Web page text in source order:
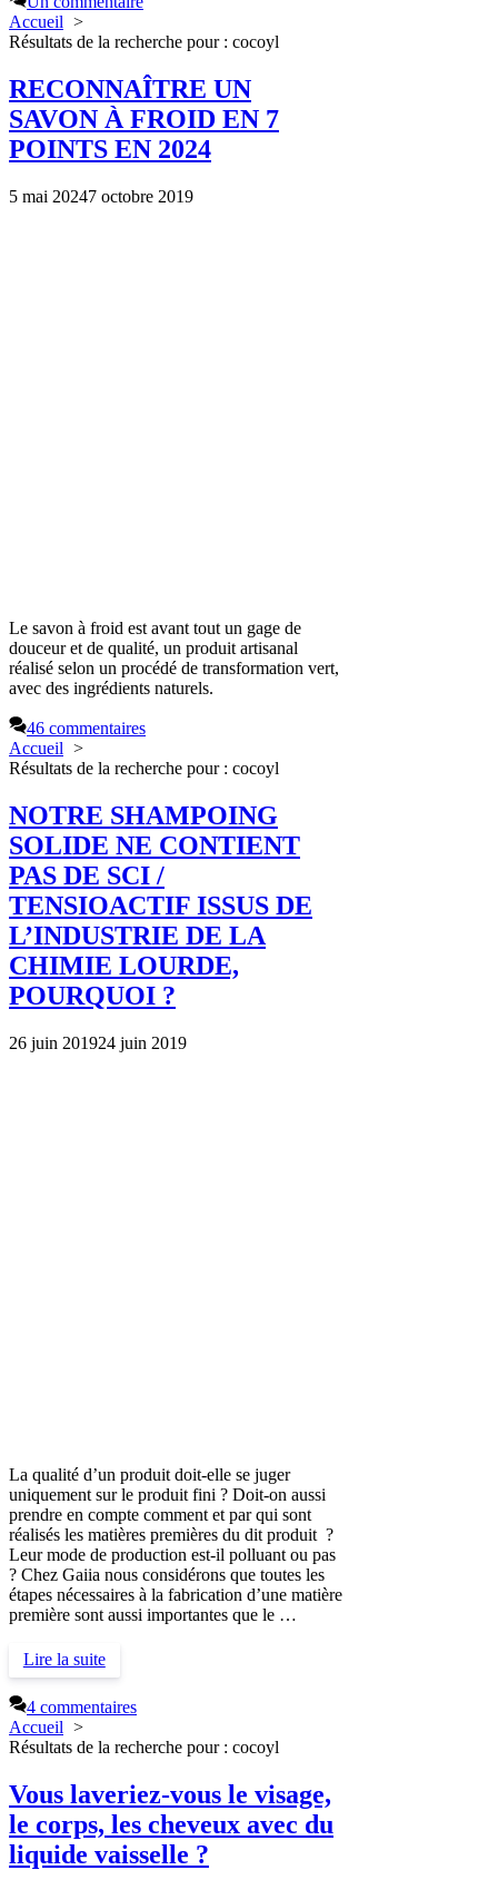
Accueil
Résultats de la recherche pour : cocoyl
RECONNAÎTRE UN
SAVON À FROID EN 7
POINTS EN 2024
5 mai 20247 octobre 2019
Le savon à froid est avant tout un gage de
douceur et de qualité, un produit artisanal
réalisé selon un procédé de transformation vert,
avec des ingrédients naturels.
46 commentaires
Accueil
Résultats de la recherche pour : cocoyl
NOTRE SHAMPOING
SOLIDE NE CONTIENT
PAS DE SCI /
TENSIOACTIF ISSUS DE
L’INDUSTRIE DE LA
CHIMIE LOURDE,
POURQUOI ?
26 juin 201924 juin 2019
La qualité d’un produit doit-elle se juger
uniquement sur le produit fini ? Doit-on aussi
prendre en compte comment et par qui sont
réalisés les matières premières du dit produit ?
Leur mode de production est-il polluant ou pas
? Chez Gaiia nous considérons que toutes les
étapes nécessaires à la fabrication d’une matière
première sont aussi importantes que le …
Lire la suite
4 commentaires
Accueil
Résultats de la recherche pour : cocoyl
Vous laveriez-vous le visage,
le corps, les cheveux avec du
liquide vaisselle ?